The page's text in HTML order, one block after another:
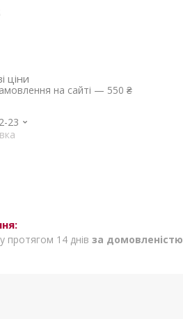
ціни
на сайті — 550 ₴
23
протягом 14 днів за домовленістю